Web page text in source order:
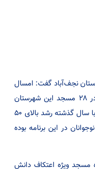
نجف‌آباد گفت: امسال
در ایام البیض ماه رجب ۵ هزار نفر در ۲۸ مسجد این شهرستان
معتکف شدند که این آمار در مقایسه با سال گذشته رشد بالای ۵۰
در این برنامه بوده
مسجد ویژه اعتکاف دانش